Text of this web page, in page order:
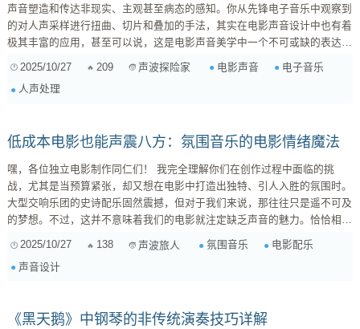
声音塑造和传达非现实、主观甚至病态的感知。你从先锋电子音乐中观察到
的对人声采样进行扭曲、切片和叠加的手法，其实在电影声音设计中也有着
极其丰富的应用，甚至可以说，这是电影声音美学中一个不可或缺的表达维
或“心理声学”（Psychoacoustics）的应用，其目的正是为了让观众“听到”角
色内心的状态，体验他们扭曲或异常的感知世界。这不仅仅是技术上的炫
2025/10/27 209 声波探险家 电影声音
电子音乐
人声处理
低成本电影也能声震八方：氛围音乐的电影情绪魔法
嘿，各位独立电影制作同仁们！ 我完全理解你们在创作过程中面临的挑
战，尤其是当预算紧张，却又想在电影中打造出独特、引人入胜的氛围时。
大型交响乐团的史诗配乐固然震撼，但对于我们来说，那往往只是遥不可及
的梦想。不过，这并不意味着我们的电影就注定缺乏声音的魅力。恰恰相
反，在有限的资源下，我们反而有机会去探索更具创意、更个性化的声音解
决方案——比如氛围音乐（Ambient Music）。 你提到对氛围音乐的兴趣，
强调音色和空间感而非强烈的旋律，这简直是击中了要害！氛围音乐不仅仅
2025/10/27 138 声波旅人 氛围音乐
电影配乐
声音设计
《黑天鹅》中钢琴的非传统演奏技巧详解